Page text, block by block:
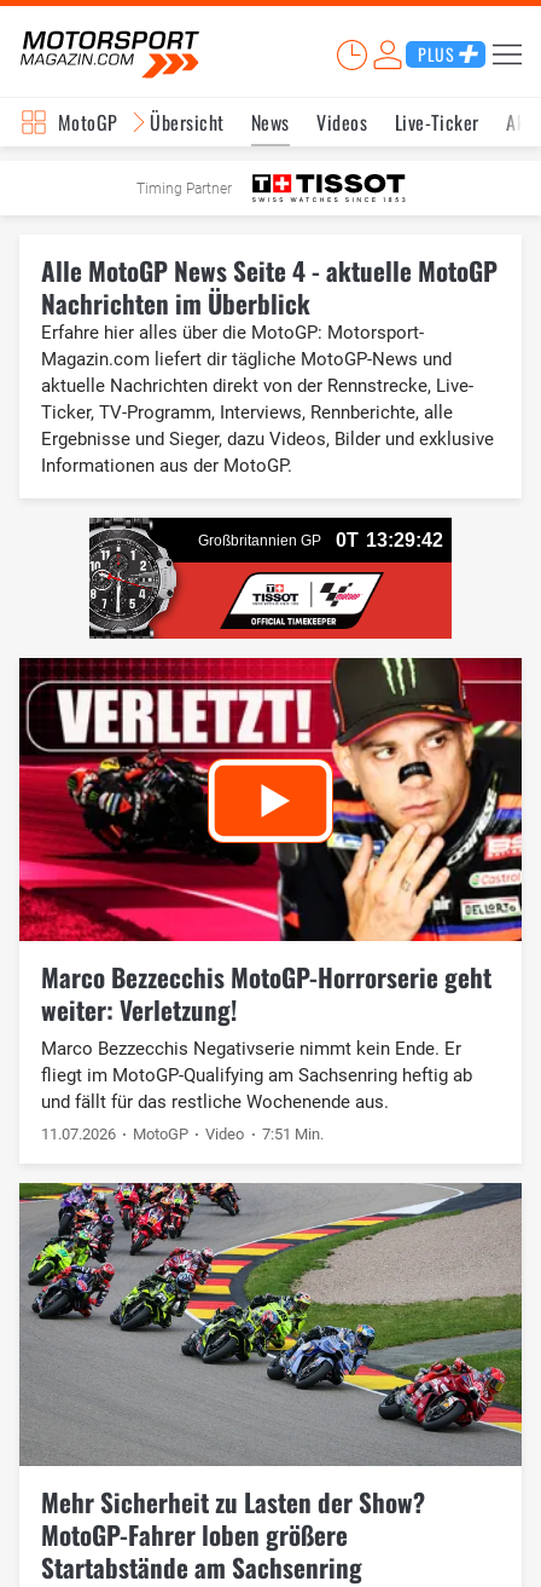
PLUS
MotoGP Übersicht News Videos Live-Ticker
Timing Partner
Alle MotoGP News Seite 4 - aktuelle MotoGP
Nachrichten im Überblick
Erfahre hier alles über die MotoGP: Motorsport-
Magazin.com liefert dir tägliche MotoGP-News und
aktuelle Nachrichten direkt von der Rennstrecke, Live-
Ticker, TV-Programm, Interviews, Rennberichte, alle
Ergebnisse und Sieger, dazu Videos, Bilder und exklusive
Informationen aus der MotoGP.
Marco Bezzecchis MotoGP-Horrorserie geht
weiter: Verletzung!
Marco Bezzecchis Negativserie nimmt kein Ende. Er
fliegt im MotoGP-Qualifying am Sachsenring heftig ab
und fällt für das restliche Wochenende aus.
11.07.2026 MotoGP Video 7:51 Min.
Mehr Sicherheit zu Lasten der Show?
MotoGP-Fahrer loben größere
Startabstände am Sachsenring